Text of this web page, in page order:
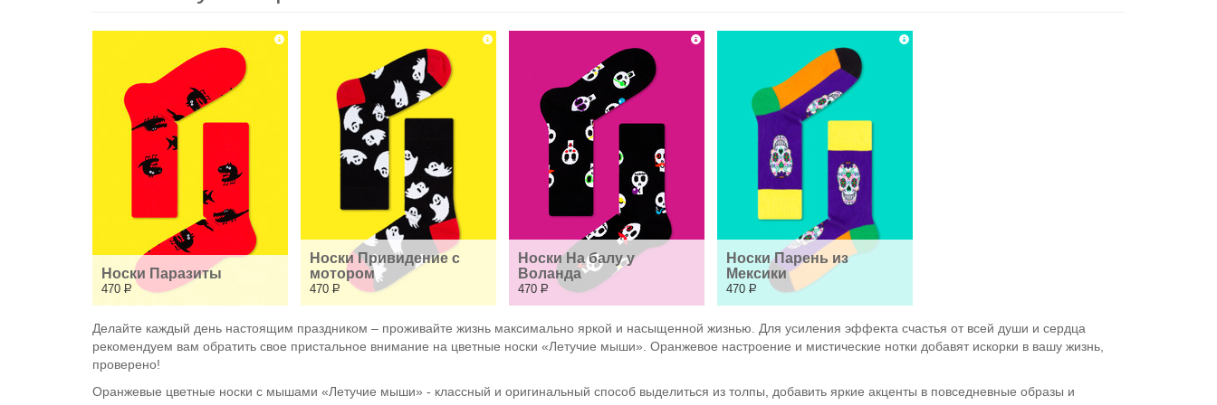
Носки Паразиты
470 Р
Носки Привидение с
мотором
470 Р
Носки На балу у
Воланда
470 Р
Носки Парень из
Мексики
470 Р
Делайте каждый день настоящим праздником – проживайте жизнь максимально яркой и насыщенной жизнью. Для усиления эффекта счастья от всей души и сердца
рекомендуем вам обратить свое пристальное внимание на цветные носки «Летучие мыши». Оранжевое настроение и мистические нотки добавят искорки в вашу жизнь,
проверено!
Оранжевые цветные носки с мышами «Летучие мыши» - классный и оригинальный способ выделиться из толпы, добавить яркие акценты в повседневные образы и